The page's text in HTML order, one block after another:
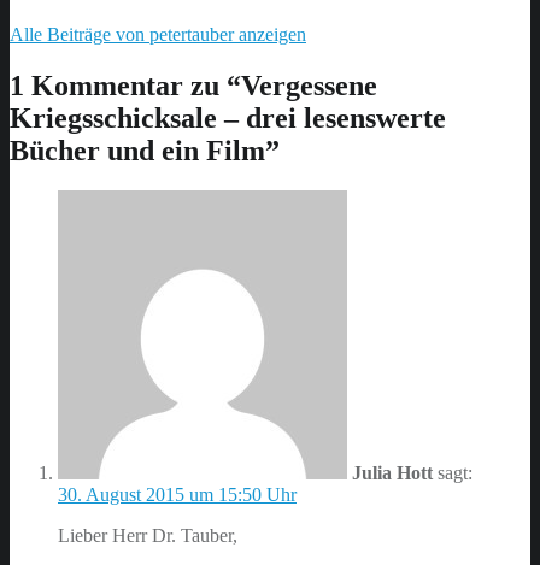
Alle Beiträge von petertauber anzeigen
back
to
main
navigation
1 Kommentar zu “Vergessene
Kriegsschicksale – drei lesenswerte
Bücher und ein Film”
Julia Hott sagt:
30. August 2015 um 15:50 Uhr
Lieber Herr Dr. Tauber,